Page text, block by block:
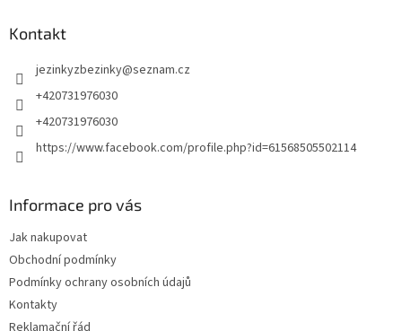
Kontakt
jezinkyzbezinky@seznam.cz
+420731976030
+420731976030
https://www.facebook.com/profile.php?id=61568505502114
Informace pro vás
Jak nakupovat
Obchodní podmínky
Podmínky ochrany osobních údajů
Kontakty
Reklamační řád